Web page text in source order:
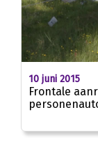
10 juni 2015
Frontale